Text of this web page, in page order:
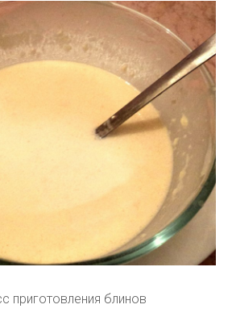
приготовления блинов